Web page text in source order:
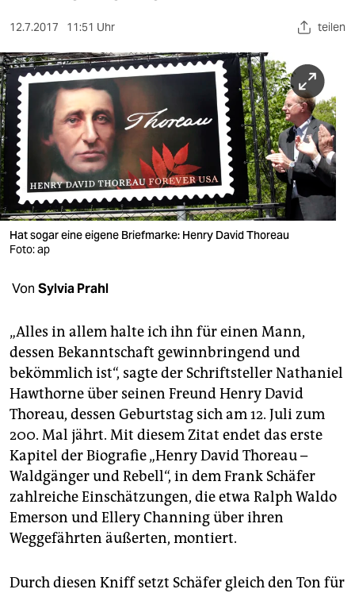
sport
berlin
nord
wahrheit
verlag
verlag
veranstaltungen
shop
unterstützen
abo
genossenschaft
epaper login
12.7.2017 11:51 Uhr teilen
Hat sogar eine eigene Briefmarke: Henry David Thoreau
Foto: ap
Von Sylvia Prahl
„Alles in allem halte ich ihn für einen Mann,
dessen Bekanntschaft gewinnbringend und
bekömmlich ist“, sagte der Schriftsteller Nathaniel
Hawthorne über seinen Freund Henry David
Thoreau, dessen Geburtstag sich am 12. Juli zum
200. Mal jährt. Mit diesem Zitat endet das erste
Kapitel der Biografie „Henry David Thoreau –
Waldgänger und Rebell“, in dem Frank Schäfer
zahlreiche Einschätzungen, die etwa Ralph Waldo
Emerson und Ellery Channing über ihren
Weggefährten äußerten, montiert.
Durch diesen Kniff setzt Schäfer gleich den Ton für